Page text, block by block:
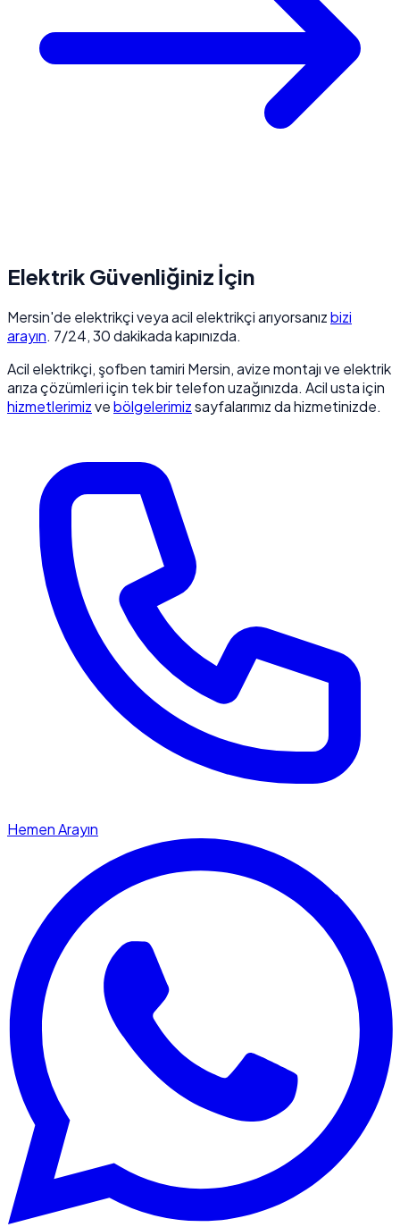
Elektrik Güvenliğiniz İçin
Mersin'de elektrikçi veya acil elektrikçi arıyorsanızbizi
arayın. 7/24, 30 dakikada kapınızda.
Acil elektrikçi, şofben tamiri Mersin, avize montajı ve elektrik
arıza çözümleri için tek bir telefon uzağınızda. Acil usta için
hizmetlerimizvebölgelerimizsayfalarımız da hizmetinizde.
Hemen Arayın